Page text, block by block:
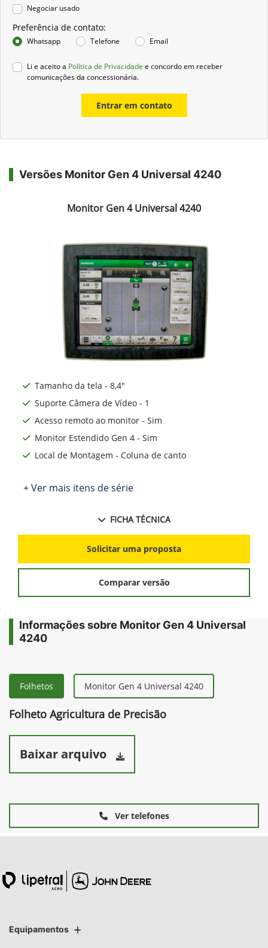
Negociar usado
Preferência de contato:
Whatsapp Telefone Email
Li e aceito a Política de Privacidade e concordo em receber
comunicações da concessionária.
Entrar em contato
Versões Monitor Gen 4 Universal 4240
Monitor Gen 4 Universal 4240
Tamanho da tela - 8,4"
Suporte Câmera de Vídeo - 1
Acesso remoto ao monitor - Sim
Monitor Estendido Gen 4 - Sim
Local de Montagem - Coluna de canto
+ Ver mais itens de série
FICHA TÉCNICA
Solicitar uma proposta
Comparar versão
Informações sobre Monitor Gen 4 Universal
4240
Folhetos Monitor Gen 4 Universal 4240
Folheto Agricultura de Precisão
Baixar arquivo
Ver telefones
Equipamentos